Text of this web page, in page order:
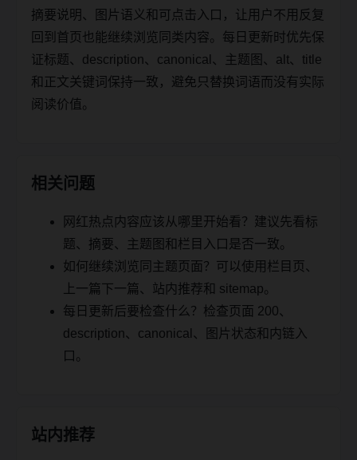
摘要说明、图片语义和可点击入口，让用户不用反复
回到首页也能继续浏览同类内容。每日更新时优先保
证标题、description、canonical、主题图、alt、title
和正文关键词保持一致，避免只替换词语而没有实际
阅读价值。
相关问题
网红热点内容应该从哪里开始看？建议先看标
题、摘要、主题图和栏目入口是否一致。
如何继续浏览同主题页面？可以使用栏目页、
上一篇下一篇、站内推荐和 sitemap。
每日更新后要检查什么？检查页面 200、
description、canonical、图片状态和内链入
口。
站内推荐